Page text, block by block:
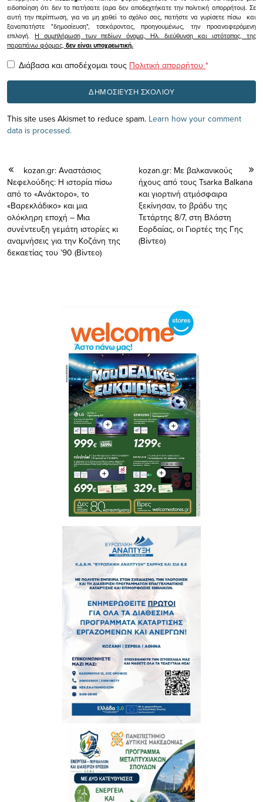
ειδοποίηση ότι δεν το πατήσατε (αρα δεν αποδεχτήκατε την πολιτική απορρήτου). Σε
αυτή την περίπτωση, για να μη χαθεί το σχόλιο σας, πατήστε να γυρίσετε πίσω και
ξαναπατήστε "δημοσίευση", τσεκάροντας, προηγουμένως, την προαναφερόμενη
επιλογή.Η συμπλήρωση των πεδίων όνομα, Ηλ. διεύθυνση και ιστότοπος, της
παραπάνω φόρμας, δεν είναι υποχρεωτική.
Διάβασα και αποδέχομαι τους Πολιτική απορρήτου *
This site uses Akismet to reduce spam. Learn how your comment
data is processed.
kozan.gr: Αναστάσιος
Νεφελούδης: Η ιστορία πίσω
από το «Ανάκτορο», το
«Βαρεκλάδικο» και μια
ολόκληρη εποχή – Μια
συνέντευξη γεμάτη ιστορίες κι
αναμνήσεις για την Κοζάνη της
δεκαετίας του ’90 (Bίντεο)
kozan.gr: Με βαλκανικούς
ήχους από τους Tsarka Balkana
και γιορτινή ατμόσφαιρα
ξεκίνησαν, το βράδυ της
Τετάρτης 8/7, στη Βλάστη
Εορδαίας, οι Γιορτές της Γης
(Βίντεο)